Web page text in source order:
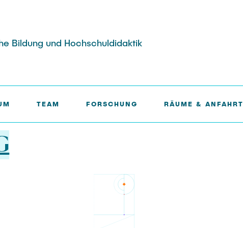
Bildung und Hochschuldidaktik
TEAM FORSCHUNG RÄUME & ANFAHRT